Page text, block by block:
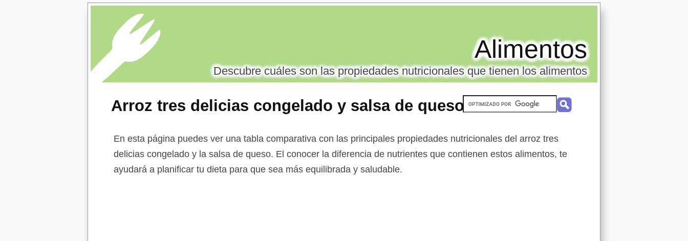
Arroz tres delicias congelado y salsa de queso
Alimentos
Descubre cuáles son las propiedades nutricionales que tienen los alimentos
En esta página puedes ver una tabla comparativa con las principales propiedades nutricionales del arroz tres
delicias congelado y la salsa de queso. El conocer la diferencia de nutrientes que contienen estos alimentos, te
ayudará a planificar tu dieta para que sea más equilibrada y saludable.